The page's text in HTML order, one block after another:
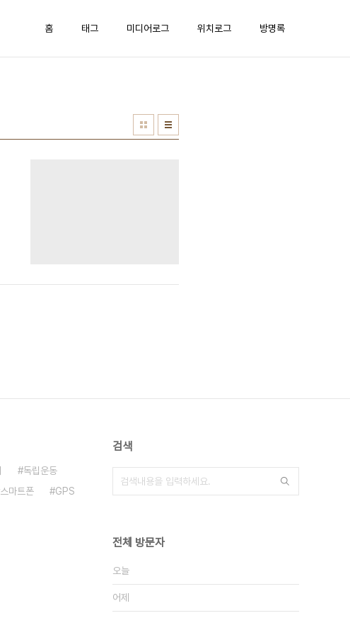
홈 태그 미디어로그 위치로그 방명록
독립운동
스마트폰
GPS
검색
전체 방문자
오늘
어제